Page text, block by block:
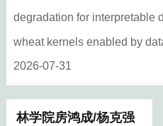
degradation for interpretable
wheat kernels enabled by
modeling”最新研究成果。硕
为唯一通讯单位。小麦赤霉
2026-07-31
林学院房鸿成/杨克强